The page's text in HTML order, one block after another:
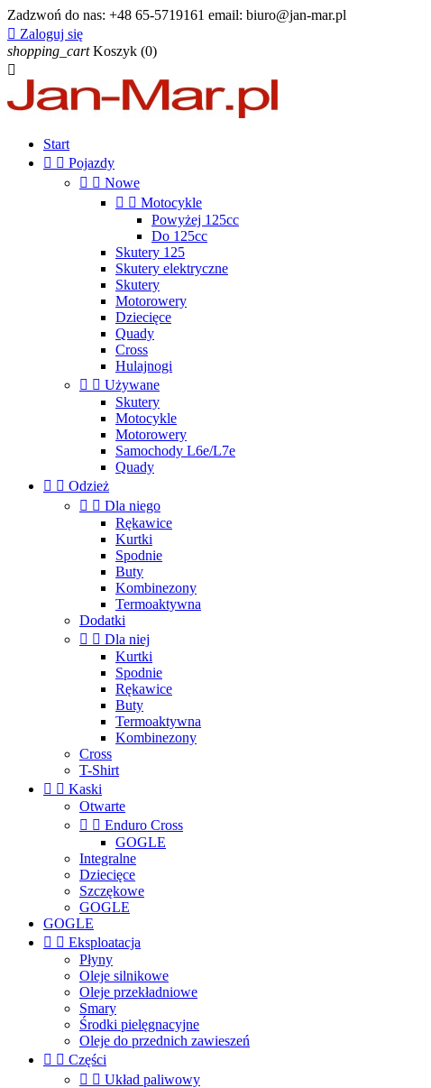
Zadzwoń do nas: +48 65-5719161 email: biuro@jan-mar.pl
 Zaloguj się
shopping_cart Koszyk (0)

Start
  Pojazdy
  Nowe
  Motocykle
Powyżej 125cc
Do 125cc
Skutery 125
Skutery elektryczne
Skutery
Motorowery
Dziecięce
Quady
Cross
Hulajnogi
  Używane
Skutery
Motocykle
Motorowery
Samochody L6e/L7e
Quady
  Odzież
  Dla niego
Rękawice
Kurtki
Spodnie
Buty
Kombinezony
Termoaktywna
Dodatki
  Dla niej
Kurtki
Spodnie
Rękawice
Buty
Termoaktywna
Kombinezony
Cross
T-Shirt
  Kaski
Otwarte
  Enduro Cross
GOGLE
Integralne
Dziecięce
Szczękowe
GOGLE
GOGLE
  Eksploatacja
Płyny
Oleje silnikowe
Oleje przekładniowe
Smary
Środki pielęgnacyjne
Oleje do przednich zawieszeń
  Części
  Układ paliwowy